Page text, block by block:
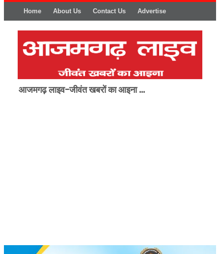
Home About Us Contact Us Advertise
आजमगढ़ लाइव-जीवंत खबरों का आइना ...